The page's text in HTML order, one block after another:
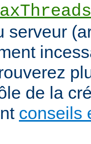
serveur
de la
conseils